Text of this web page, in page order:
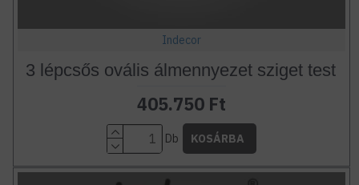
Indecor
3 lépcsős ovális álmennyezet sziget test
405.750 Ft
Db KOSÁRBA